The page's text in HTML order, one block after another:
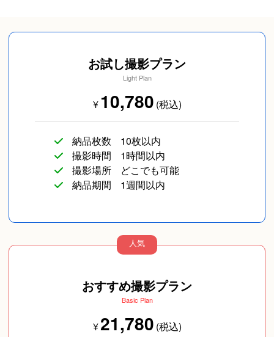
はり最終的には自分らしさ、自然な仕草とは何かと
③プロのモデルさんなど表現が上手い人という
のは、芝居やドラマの1シーンみたいな場面の想定や
そこに入り込むのが上手いという役者みたいな要素
を感じます。楽しい笑顔や寂しい表情などカメラの
ーズを次々とできるのはそういう気持ちに成り切る
という事。常に頭の中にそういう想定があってすぐ
にカメラの前でできるのは慣れかなと思います。
日頃スマホを見る時間が長い方は、表情が硬くな
りがちですので撮影時は意識的に全く違う明るく晴
り/当日撮り)
スナップ写真 カップルフォト
お試し撮影プラン
Light Plan
¥10,780 (税込)
納品枚数
10枚以内
撮影時間
1時間以内
撮影場所
どこでも可能
納品期間
1週間以内
人気
おすすめ撮影プラン
Basic Plan
¥21,780 (税込)